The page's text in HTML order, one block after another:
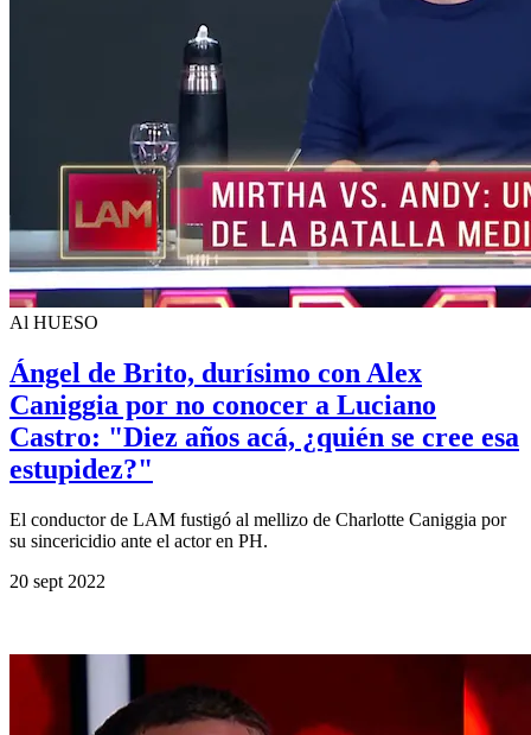
Al HUESO
Ángel de Brito, durísimo con Alex
Caniggia por no conocer a Luciano
Castro: "Diez años acá, ¿quién se cree esa
estupidez?"
El conductor de LAM fustigó al mellizo de Charlotte Caniggia por
su sincericidio ante el actor en PH.
20 sept 2022